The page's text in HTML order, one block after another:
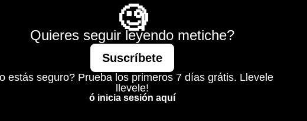
🧐
Quieres seguir leyendo metiche?
Suscríbete
estás seguro? Prueba los primeros 7 días grátis. Llevele
llevele!
ó inicia sesión aquí